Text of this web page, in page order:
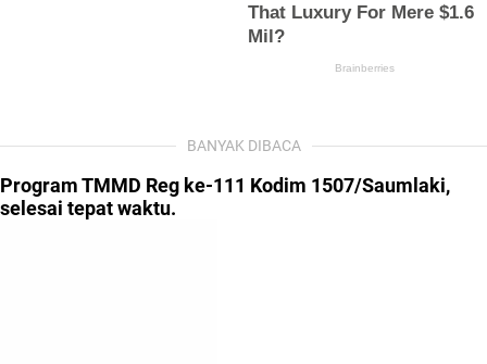
BANYAK DIBACA
Program TMMD Reg ke-111 Kodim 1507/Saumlaki,
selesai tepat waktu.